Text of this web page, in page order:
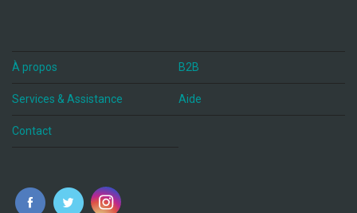
À propos B2B
Services & Assistance Aide
Contact
fr